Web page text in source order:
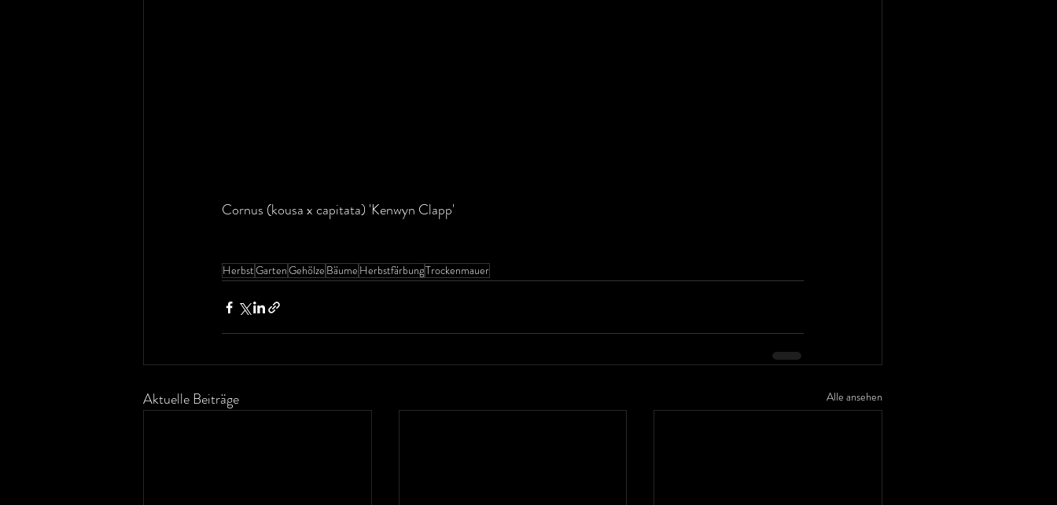
Cornus (kousa x capitata) 'Kenwyn Clapp'
HerbstGartenGehölze Bäume HerbstfärbungTrockenmauer
Aktuelle Beiträge Alle ansehen